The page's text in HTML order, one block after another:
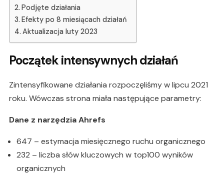
Podjęte działania
Efekty po 8 miesiącach działań
Aktualizacja luty 2023
Początek intensywnych działań
Zintensyfikowane działania rozpoczęliśmy w lipcu 2021
roku. Wówczas strona miała następujące parametry:
Dane z narzędzia Ahrefs
647 – estymacja miesięcznego ruchu organicznego
232 – liczba słów kluczowych w top100 wyników
organicznych